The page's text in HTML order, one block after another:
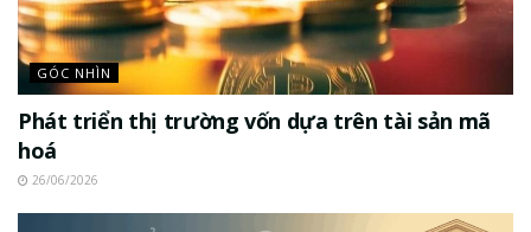
GÓC NHÌN
Phát triển thị trường vốn dựa trên tài sản mã
hoá
26/06/2026